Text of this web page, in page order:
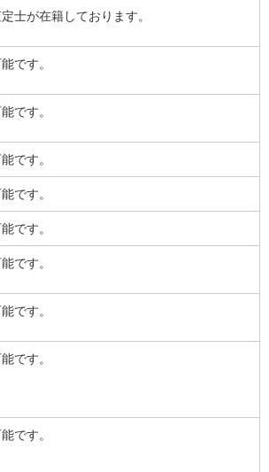
士が在籍しております。
です。
です。
です。
です。
です。
です。
です。
です。
です。